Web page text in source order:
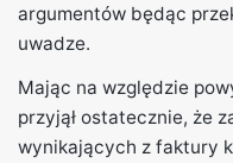
argumentów będąc
uwadze.
Mając na względzie
przyjął ostatecznie, że
wynikających z faktury